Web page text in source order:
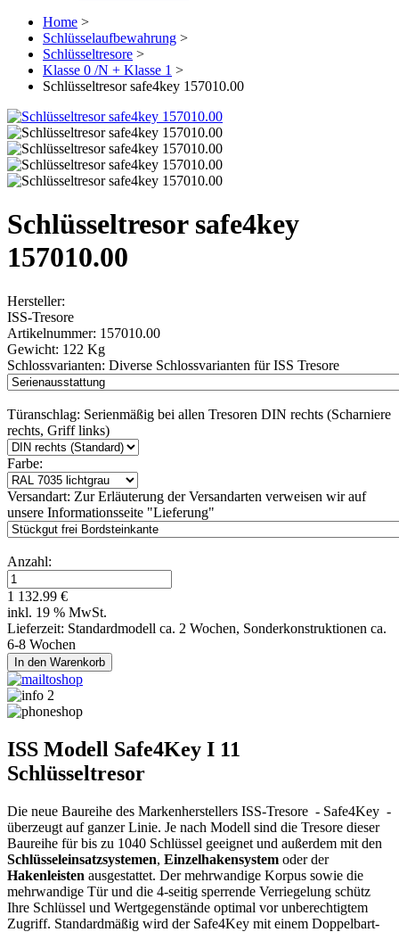
Home >
Schlüsselaufbewahrung >
Schlüsseltresore >
Klasse 0 /N + Klasse 1 >
Schlüsseltresor safe4key 157010.00
Schlüsseltresor safe4key
157010.00
Hersteller:
ISS-Tresore
Artikelnummer: 157010.00
Gewicht: 122 Kg
Schlossvarianten: Diverse Schlossvarianten für ISS Tresore
Türanschlag: Serienmäßig bei allen Tresoren DIN rechts (Scharniere
rechts, Griff links)
Farbe:
Versandart: Zur Erläuterung der Versandarten verweisen wir auf
unsere Informationsseite "Lieferung"
Anzahl:
1 132.99 €
inkl. 19 % MwSt.
Lieferzeit: Standardmodell ca. 2 Wochen, Sonderkonstruktionen ca.
6-8 Wochen
ISS Modell Safe4Key I 11
Schlüsseltresor
Die neue Baureihe des Markenherstellers ISS-Tresore - Safe4Key -
überzeugt auf ganzer Linie. Je nach Modell sind die Tresore dieser
Baureihe für bis zu 1040 Schlüssel geeignet und außerdem mit den
Schlüsseleinsatzsystemen, Einzelhakensystem oder der
Hakenleisten ausgestattet. Der mehrwandige Korpus sowie die
mehrwandige Tür und die 4-seitig sperrende Verriegelung schütz
Ihre Schlüssel und Wertgegenstände optimal vor unberechtigtem
Zugriff. Standardmäßig wird der Safe4Key mit einem Doppelbart-